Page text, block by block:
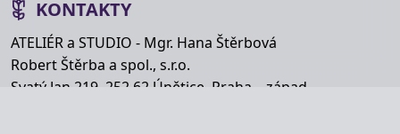
KONTAKTY
ATELIÉR a STUDIO - Mgr. Hana Štěrbová
Robert Štěrba a spol., s.r.o.
Svatý Jan 219, 252 62 Únětice, Praha – západ